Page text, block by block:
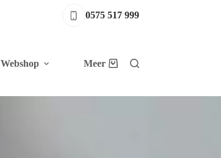
0575 517 999
Webshop Meer Winkelwagen